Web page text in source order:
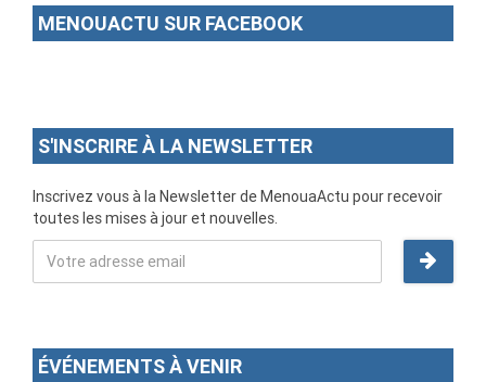
MENOUACTU SUR FACEBOOK
S'INSCRIRE À LA NEWSLETTER
Inscrivez vous à la Newsletter de MenouaActu pour recevoir
toutes les mises à jour et nouvelles.
ÉVÉNEMENTS À VENIR